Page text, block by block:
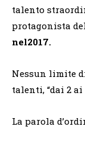
talento
protagonista
nel2017.
Nessun limite
talenti, “dai 2 ai
La parola